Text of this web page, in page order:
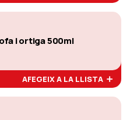
i ortiga 500ml
AFEGEIX A LA LLISTA